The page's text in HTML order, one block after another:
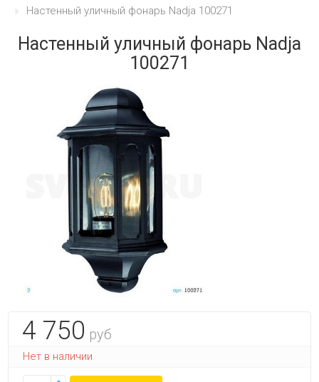
Бра
Интерьерные
Распродажа
Мебель
Настенный уличный фонарь Nadja 100271
Настенный уличный фонарь Nadja
100271
4 750 руб
Нет в наличии